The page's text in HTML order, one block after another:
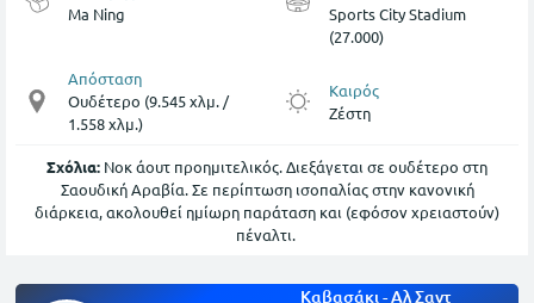
Ma Ning
Sports City Stadium
(27.000)
Απόσταση
Ουδέτερο (9.545 χλμ. /
1.558 χλμ.)
Καιρός
Ζέστη
Σχόλια: Νοκ άουτ προημιτελικός. Διεξάγεται σε ουδέτερο στη
Σαουδική Αραβία. Σε περίπτωση ισοπαλίας στην κανονική
διάρκεια, ακολουθεί ημίωρη παράταση και (εφόσον χρειαστούν)
πέναλτι.
Καβασάκι - Αλ Σαντ